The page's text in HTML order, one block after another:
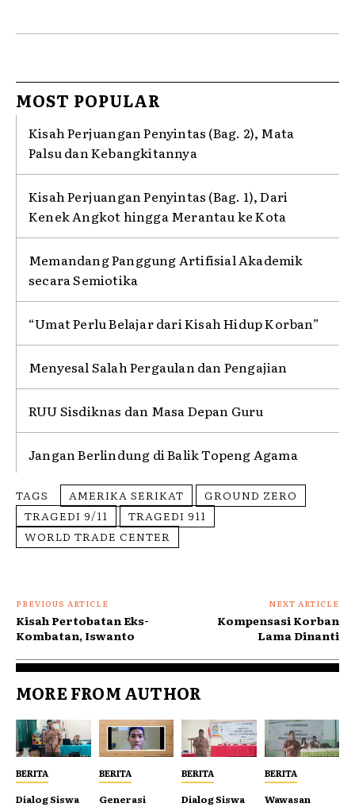
MOST POPULAR
Kisah Perjuangan Penyintas (Bag. 2), Mata
Palsu dan Kebangkitannya
Kisah Perjuangan Penyintas (Bag. 1), Dari
Kenek Angkot hingga Merantau ke Kota
Memandang Panggung Artifisial Akademik
secara Semiotika
“Umat Perlu Belajar dari Kisah Hidup Korban”
Menyesal Salah Pergaulan dan Pengajian
RUU Sisdiknas dan Masa Depan Guru
Jangan Berlindung di Balik Topeng Agama
TAGS AMERIKA SERIKAT
GROUND ZERO
TRAGEDI 9/11
TRAGEDI 911
WORLD TRADE CENTER
PREVIOUS ARTICLE
Kisah Pertobatan Eks-
Kombatan, Iswanto
NEXT ARTICLE
Kompensasi Korban
Lama Dinanti
MORE FROM AUTHOR
BERITA
Dialog Siswa
BERITA
Generasi
BERITA
Dialog Siswa
BERITA
Wawasan